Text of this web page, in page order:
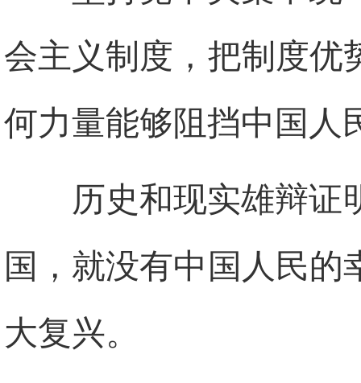
会主义制度，把制度优
何力量能够阻挡中国人
历史和现实雄辩证
国，就没有中国人民的
大复兴。